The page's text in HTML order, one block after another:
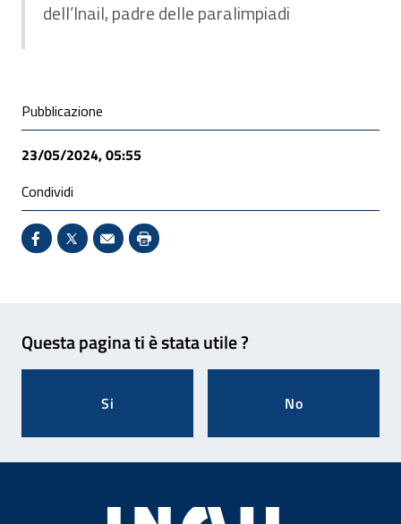
dell’Inail, padre delle paralimpiadi
Condivisione social
Pubblicazione
23/05/2024, 05:55
Condividi
Condividi su Facebook - Sito esterno - Apertura in
X - Sito esterno - Apertura in nuova finestra
Invio Mail: apre il programma di posta
Stampa pagina: scelta meno
Questa pagina ti è stata utile ?
Si No